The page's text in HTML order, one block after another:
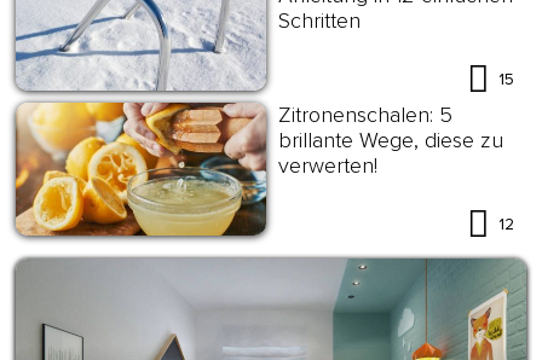
Schritten
15
Zitronenschalen: 5
brillante Wege, diese zu
verwerten!
12